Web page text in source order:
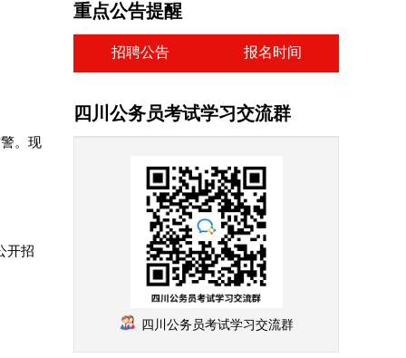
。现
开招
重点公告提醒
招聘公告 报名时间
四川公务员考试学习交流群
四川公务员考试学习交流群